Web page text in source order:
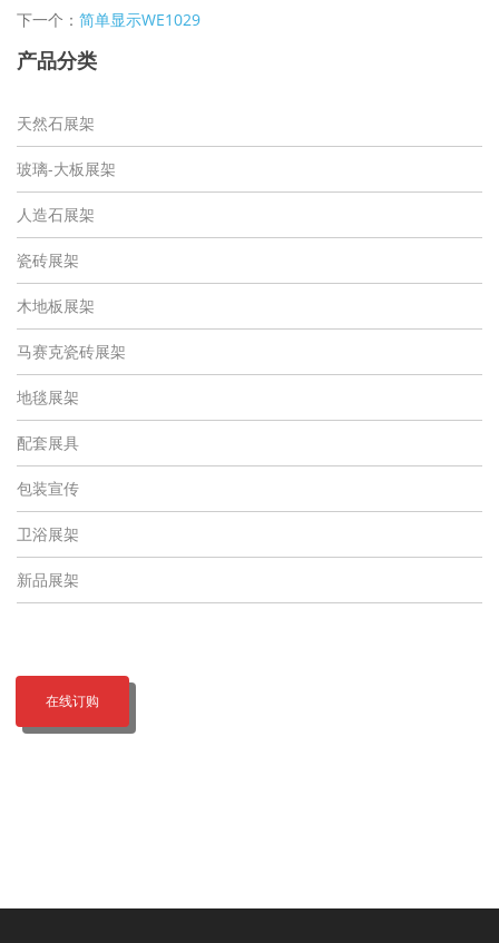
下一个： 简单显示WE1029
产品分类
天然石展架
玻璃-大板展架
人造石展架
瓷砖展架
木地板展架
马赛克瓷砖展架
地毯展架
配套展具
包装宣传
卫浴展架
新品展架
在线订购